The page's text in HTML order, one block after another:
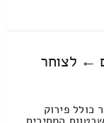
← לצוחר
כולל פירוק